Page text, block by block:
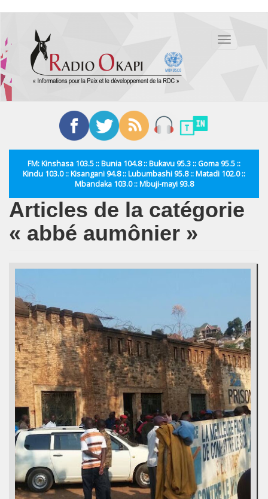
contenu
principal
Toggle
FM: Kinshasa 103.5 :: Bunia 104.8 :: Bukavu 95.3 :: Goma 95.5 ::
Kindu 103.0 :: Kisangani 94.8 :: Lubumbashi 95.8 :: Matadi 102.0 ::
Mbandaka 103.0 :: Mbuji-mayi 93.8
Articles de la catégorie
« abbé aumônier »